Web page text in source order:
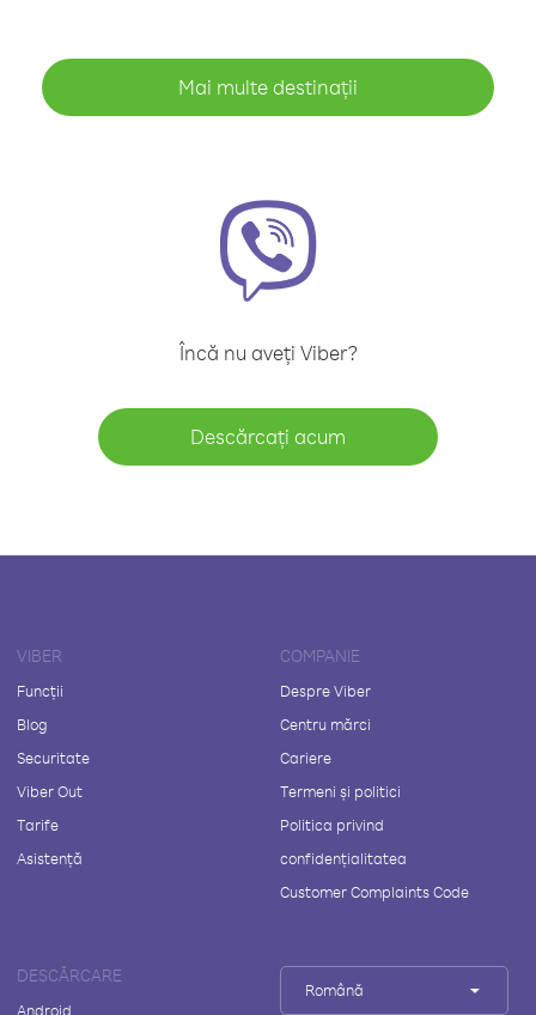
Mai multe destinații
Încă nu aveți Viber?
Descărcați acum
VIBER
Funcții
Blog
Securitate
Viber Out
Tarife
Asistență
COMPANIE
Despre Viber
Centru mărci
Cariere
Termeni și politici
Politica privind
confidențialitatea
Customer Complaints Code
DESCĂRCARE
Android
Română